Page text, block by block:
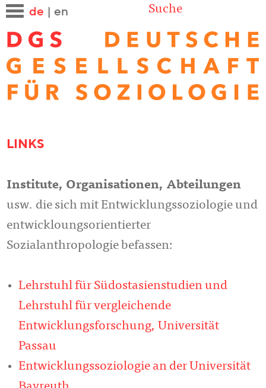
de en Suche
LINKS
Institute, Organisationen, Abteilungen
usw. die sich mit Entwicklungssoziologie und
entwickloungsorientierter
Sozialanthropologie befassen:
Lehrstuhl für Südostasienstudien und
Lehrstuhl für vergleichende
Entwicklungsforschung, Universität
Passau
Entwicklungssoziologie an der Universität